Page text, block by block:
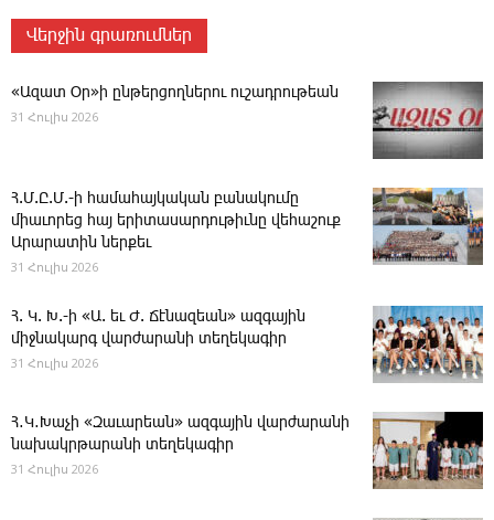
Վերջին գրառումներ
«Ազատ Օր»ի ընթերցողներու ուշադրութեան
31 Հուլիս 2026
Հ.Մ.Ը.Մ.-ի համահայկական բանակումը
միաւորեց հայ երիտասարդութիւնը վեհաշուք
Արարատին ներքեւ
31 Հուլիս 2026
Հ. Կ. Խ.-ի «Ա. եւ Ժ. ­Ճէնազեան» ազգային
միջնակարգ վարժարանի տեղեկագիր
31 Հուլիս 2026
Հ․Կ․Խաչի «Զաւարեան» ազգային վարժարանի
նախակրթարանի տեղեկագիր
31 Հուլիս 2026